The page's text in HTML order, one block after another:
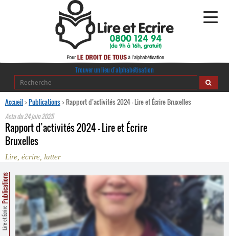
Alphabétisation
Agir pour l’alpha
Ressources pédagogiques
Espace presse
Contacts
Trouver un lieu d’alphabétisation
Accueil>Publications>Rapport d’activités 2024 – Lire et Écrire Bruxelles
Actu du24 juin 2025
Rapport d’activités 2024 – Lire et Écrire
Bruxelles
Lire, écrire, lutter
Lire et Écrire
Publications